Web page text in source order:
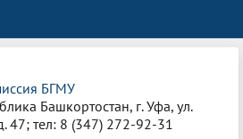
БГМУ
Башкортостан, г. Уфа, ул.
47; тел: 8 (347) 272-92-31